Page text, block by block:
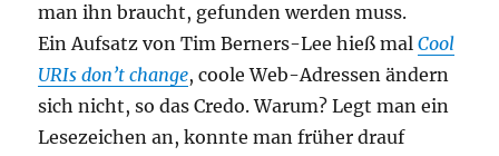
man ihn braucht, gefunden werden muss.
Ein Aufsatz von Tim Berners-Lee hieß malCool
URIs don’t change, coole Web-Adressen ändern
sich nicht, so das Credo. Warum? Legt man ein
Lesezeichen an, konnte man früher drauf